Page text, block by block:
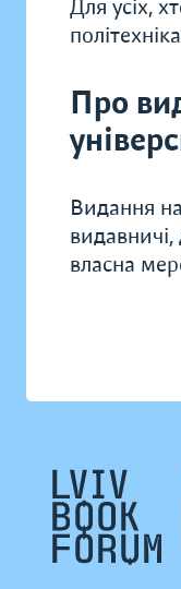
Для усіх,
Про
Видання
власна